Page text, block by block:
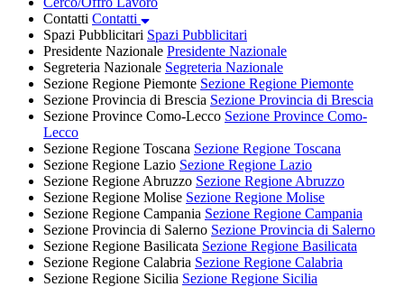
Contatti Contatti
Spazi Pubblicitari Spazi Pubblicitari
Presidente Nazionale Presidente Nazionale
Segreteria Nazionale Segreteria Nazionale
Sezione Regione Piemonte Sezione Regione Piemonte
Sezione Provincia di Brescia Sezione Provincia di Brescia
Sezione Province Como-Lecco Sezione Province Como-
Lecco
Sezione Regione Toscana Sezione Regione Toscana
Sezione Regione Lazio Sezione Regione Lazio
Sezione Regione Abruzzo Sezione Regione Abruzzo
Sezione Regione Molise Sezione Regione Molise
Sezione Regione Campania Sezione Regione Campania
Sezione Provincia di Salerno Sezione Provincia di Salerno
Sezione Regione Basilicata Sezione Regione Basilicata
Sezione Regione Calabria Sezione Regione Calabria
Sezione Regione Sicilia Sezione Regione Sicilia